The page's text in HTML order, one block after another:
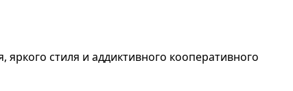
стиля и аддиктивного кооперативного